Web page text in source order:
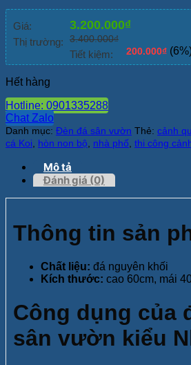
Giá: 3.200.000₫
Thị trường: 3.400.000₫
Tiết kiệm: 200.000₫
Hết hàng
Hotline: 0901335288
Chat Zalo
Danh mục: Đèn đá sân vườn Thẻ: cảnh
cá Koi
hòn non bộ nhà phố thi công
Mô tả
Đánh giá (0)
Thông tin sản
Chất liệu: đá nguyên khối
Kích thước: cao 60cm, mái
Công dụng của
sân vườn kiểu